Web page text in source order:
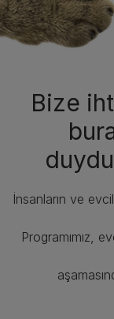
Bize
İnsanların ve
Programımız,